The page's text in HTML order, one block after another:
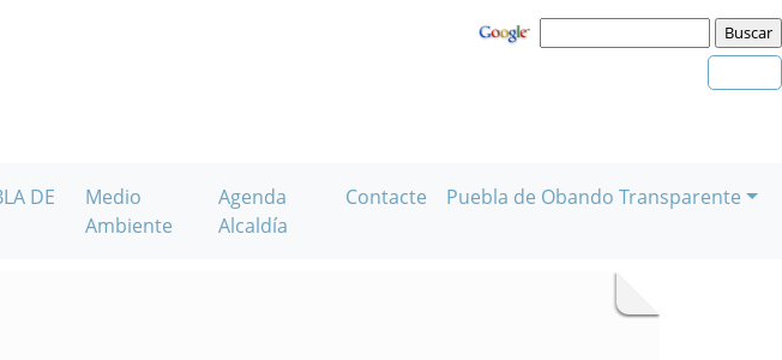
DE
Medio
Ambiente
Agenda
Alcaldía
Contacte Puebla de Obando Transparente